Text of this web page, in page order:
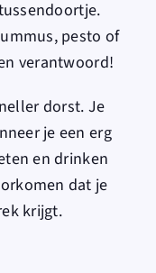
pesto of
verantwoord!
dorst. Je
je een erg
en drinken
dat je
krijgt.